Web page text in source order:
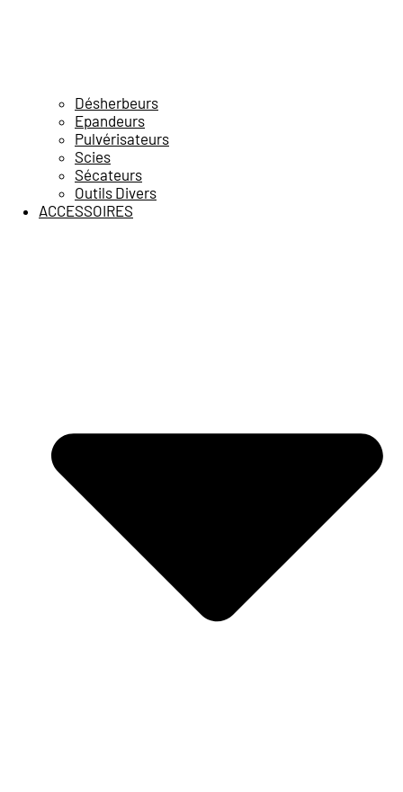
Désherbeurs
Epandeurs
Pulvérisateurs
Scies
Sécateurs
Outils Divers
ACCESSOIRES